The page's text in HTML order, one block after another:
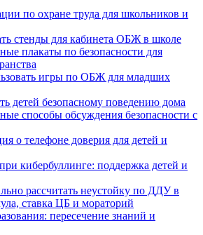
по охране труда для школьников и
стенды для кабинета ОБЖ в школе
плакаты по безопасности для
игры по ОБЖ для младших
детей безопасному поведению дома
способы обсуждения безопасности с
о телефоне доверия для детей и
кибербуллинге: поддержка детей и
рассчитать неустойку по ДДУ в
ставка ЦБ и мораторий
пересечение знаний и